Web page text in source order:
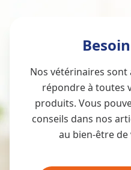
Nos vétérinaires
répondre à toutes
produits. Vous
conseils dans nos
au bien-être